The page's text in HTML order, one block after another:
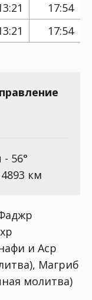
17:54
17:54
56°
км
и Аср
Магриб
молитва)